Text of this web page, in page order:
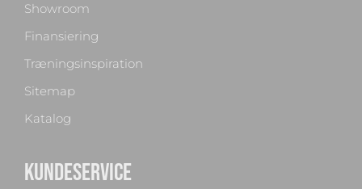
Showroom
Finansiering
Træningsinspiration
Sitemap
Katalog
KUNDESERVICE